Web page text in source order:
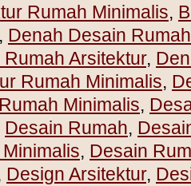
Rumah Minimalis,
, Denah Desain
Arsitektur,
Rumah Minimalis,
Minimalis,
Desain Rumah,
, Desain
Design Arsitektur,